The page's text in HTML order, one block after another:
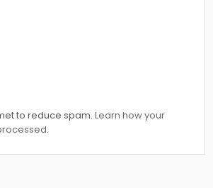
to reduce spam.Learn how your